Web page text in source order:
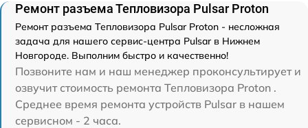
Ремонт разъема Тепловизора Pulsar Proton
Ремонт разъема Тепловизора Pulsar Proton - несложная
задача для нашего сервис-центра Pulsar в Нижнем
Новгороде. Выполним быстро и качественно!
Позвоните нам и наш менеджер проконсультирует и
озвучит стоимость ремонта Тепловизора Proton .
Среднее время ремонта устройств Pulsar в нашем
сервисном - 2 часа.